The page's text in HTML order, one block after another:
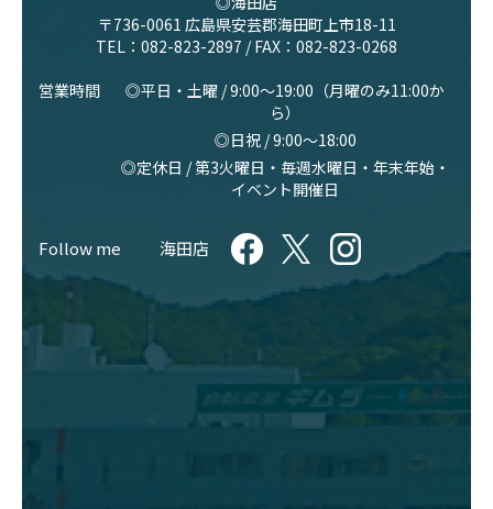
〒736-0061 広島県安芸郡海田町上市18-11
TEL： 082-823-2897 / FAX：082-823-0268
営業時間
◎平日・土曜 / 9:00〜19:00（月曜のみ11:00か
ら）
◎日祝 / 9:00〜18:00
◎定休日 / 第3火曜日・毎週水曜日・年末年始・
イベント開催日
Follow me 海田店